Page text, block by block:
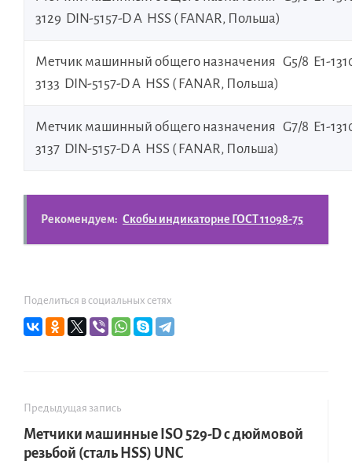
3129 DIN-5157-D A HSS ( FANAR, Польша)
Метчик машинный общего назначения G5/8 E1-
3133 DIN-5157-D A HSS ( FANAR, Польша)
Метчик машинный общего назначения G7/8 E1-
3137 DIN-5157-D A HSS ( FANAR, Польша)
Рекомендуем: Скобы индикаторне ГОСТ 11098-75
Поделиться в социальных сетях
Предыдущая запись
Метчики машинные ISO 529-D с дюймовой
резьбой (сталь HSS) UNC